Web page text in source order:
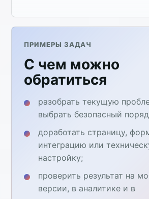
ПРИМЕРЫ ЗАДАЧ
С чем можно
обратиться
разобрать текущую
выбрать безопасный
доработать страницу,
интеграцию или
настройку;
проверить результат на
версии, в аналитике и в